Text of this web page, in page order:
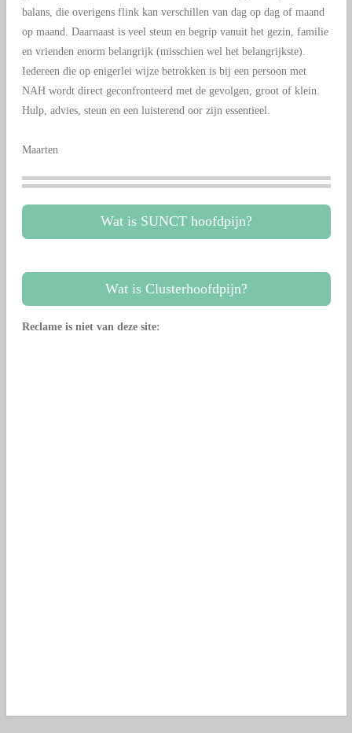
balans, die overigens flink kan verschillen van dag op dag of maand
op maand. Daarnaast is veel steun en begrip vanuit het gezin, familie
en vrienden enorm belangrijk (misschien wel het belangrijkste).
Iedereen die op enigerlei wijze betrokken is bij een persoon met
NAH wordt direct geconfronteerd met de gevolgen, groot of klein.
Hulp, advies, steun en een luisterend oor zijn essentieel.
Maarten
Wat is SUNCT hoofdpijn?
Wat is Clusterhoofdpijn?
Reclame is niet van deze site: